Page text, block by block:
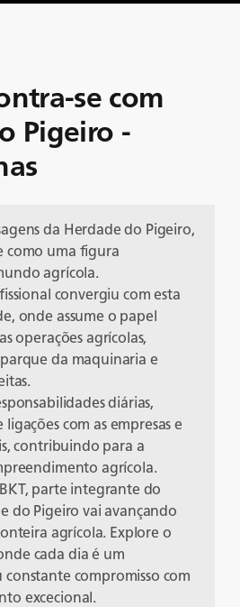
se com
Pigeiro -
da Herdade do Pigeiro,
como uma figura
agrícola.
convergiu com esta
onde assume o papel
operações agrícolas,
da maquinaria e
diárias,
com as empresas e
contribuindo para a
agrícola.
parte integrante do
do Pigeiro vai avançando
agrícola. Explore o
cada dia é um
compromisso com
excecional.